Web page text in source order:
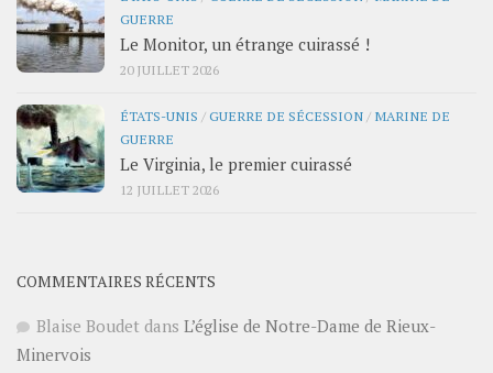
GUERRE
Le Monitor, un étrange cuirassé !
20 JUILLET 2026
ÉTATS-UNIS /GUERRE DE SÉCESSION / MARINE DE
GUERRE
Le Virginia, le premier cuirassé
12 JUILLET 2026
COMMENTAIRES RÉCENTS
Blaise Boudet dans L’église de Notre-Dame de Rieux-
Minervois